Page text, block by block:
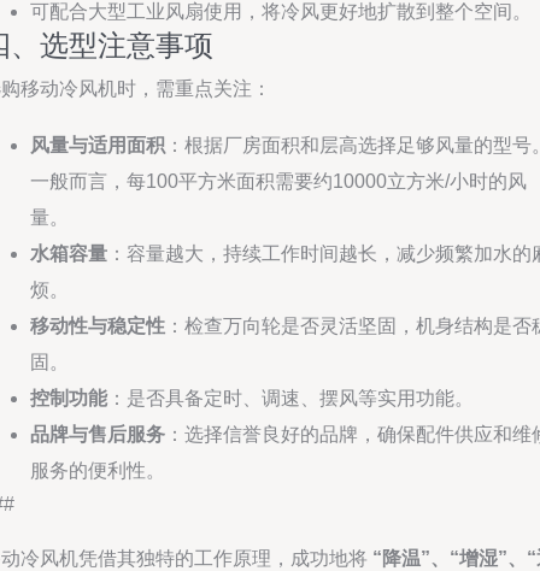
可配合大型工业风扇使用，将冷风更好地扩散到整个空间。
、选型注意事项
移动冷风机时，需重点关注：
风量与适用面积 ：根据厂房面积和层高选择足够风量的型号
一般而言，每100平方米面积需要约10000立方米/小时的风
量。
水箱容量 ：容量越大，持续工作时间越长，减少频繁加水的
烦。
移动性与稳定性 ：检查万向轮是否灵活坚固，机身结构是否
固。
控制功能：是否具备定时、调速、摆风等实用功能。
品牌与售后服务 ：选择信誉良好的品牌，确保配件供应和维
服务的便利性。
冷风机凭借其独特的工作原理，成功地将 “降温”、“增湿”、